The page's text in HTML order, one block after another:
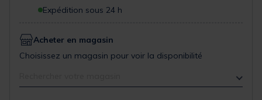
Expédition sous 24 h
Acheter en magasin
Choisissez un magasin pour voir la disponibilité